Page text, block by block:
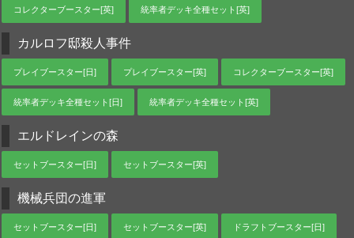
コレクターブースター[英] 統率者デッキ全種セット[英]
カルロフ邸殺人事件
プレイブースター[日] プレイブースター[英] コレクターブースター[英]
統率者デッキ全種セット[日] 統率者デッキ全種セット[英]
エルドレインの森
セットブースター[日] セットブースター[英]
機械兵団の進軍
セットブースター[日] セットブースター[英] ドラフトブースター[日]